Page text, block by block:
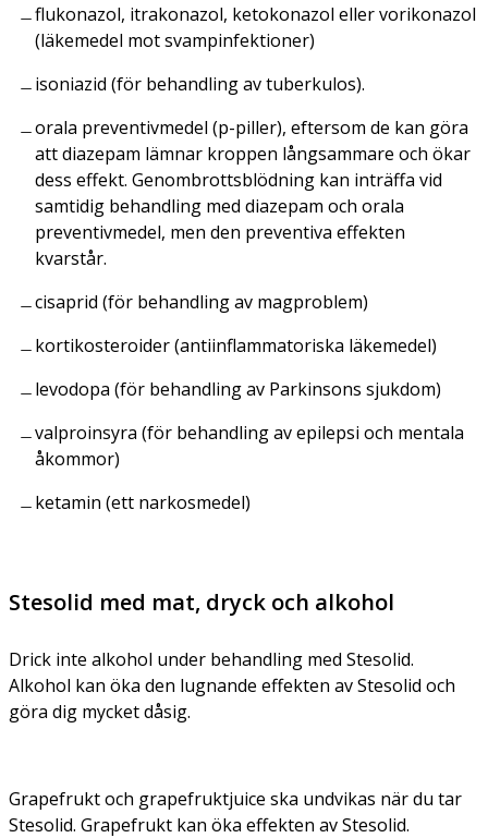
flukonazol, itrakonazol, ketokonazol eller vorikonazol
(läkemedel mot svampinfektioner)
isoniazid (för behandling av tuberkulos).
orala preventivmedel (p-piller), eftersom de kan göra
att diazepam lämnar kroppen långsammare och ökar
dess effekt. Genombrottsblödning kan inträffa vid
samtidig behandling med diazepam och orala
preventivmedel, men den preventiva effekten
kvarstår.
cisaprid (för behandling av magproblem)
kortikosteroider (antiinflammatoriska läkemedel)
levodopa (för behandling av Parkinsons sjukdom)
valproinsyra (för behandling av epilepsi och mentala
åkommor)
ketamin (ett narkosmedel)
Stesolid med mat, dryck och alkohol
Drick inte alkohol under behandling med Stesolid.
Alkohol kan öka den lugnande effekten av Stesolid och
göra dig mycket dåsig.
Grapefrukt och grapefruktjuice ska undvikas när du tar
Stesolid. Grapefrukt kan öka effekten av Stesolid.